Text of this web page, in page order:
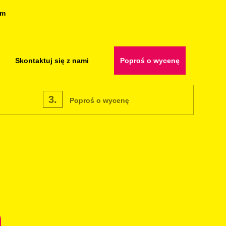
Skontaktuj się z nami Poproś o wycenę
3. Poproś o wycenę